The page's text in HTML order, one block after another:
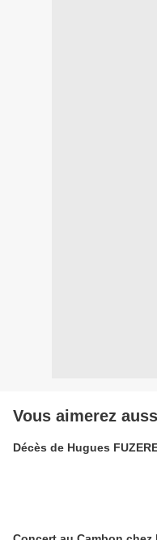
Vous aimerez
Décès de Hugues